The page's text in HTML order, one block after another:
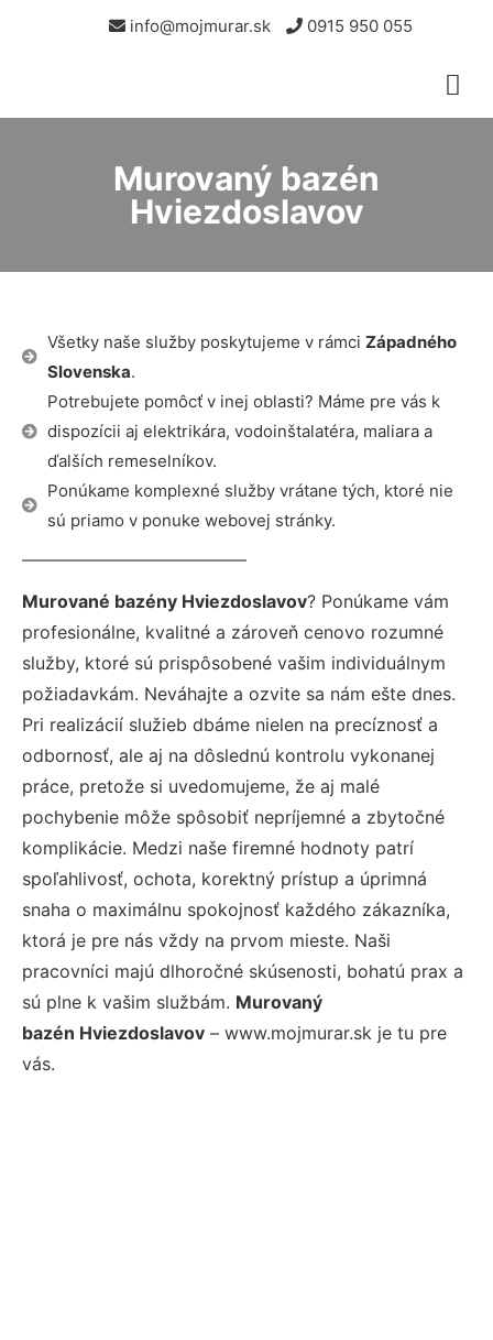
info@mojmurar.sk 0915 950 055
Murovaný bazén
Hviezdoslavov
Všetky naše služby poskytujeme v rámci Západného
Slovenska.
Potrebujete pomôcť v inej oblasti? Máme pre vás k
dispozícii aj elektrikára, vodoinštalatéra, maliara a
ďalších remeselníkov.
Ponúkame komplexné služby vrátane tých, ktoré nie
sú priamo v ponuke webovej stránky.
Murované bazény Hviezdoslavov? Ponúkame vám
profesionálne, kvalitné a zároveň cenovo rozumné
služby, ktoré sú prispôsobené vašim individuálnym
požiadavkám. Neváhajte a ozvite sa nám ešte dnes.
Pri realizácií služieb dbáme nielen na precíznosť a
odbornosť, ale aj na dôslednú kontrolu vykonanej
práce, pretože si uvedomujeme, že aj malé
pochybenie môže spôsobiť nepríjemné a zbytočné
komplikácie. Medzi naše firemné hodnoty patrí
spoľahlivosť, ochota, korektný prístup a úprimná
snaha o maximálnu spokojnosť každého zákazníka,
ktorá je pre nás vždy na prvom mieste. Naši
pracovníci majú dlhoročné skúsenosti, bohatú prax a
sú plne k vašim službám. Murovaný
bazén Hviezdoslavov – www.mojmurar.sk je tu pre
vás.